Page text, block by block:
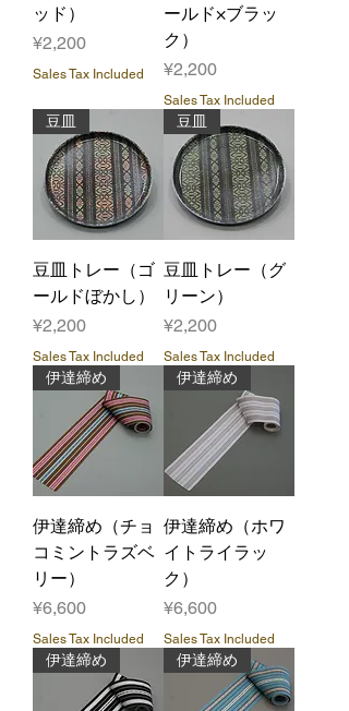
ッド）
Price
¥2,200
Sales Tax Included
ールド×ブラッ
ク）
Price
¥2,200
Sales Tax Included
豆皿
豆皿トレー（ゴ
ールドぼかし）
Price
¥2,200
Sales Tax Included
豆皿
豆皿トレー（グ
リーン）
Price
¥2,200
Sales Tax Included
伊達締め
伊達締め（チョ
コミントラズベ
リー）
Price
¥6,600
Sales Tax Included
伊達締め
伊達締め（ホワ
イトライラッ
ク）
Price
¥6,600
Sales Tax Included
伊達締め 伊達締め